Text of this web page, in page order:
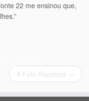
22 me ensinou que,
A Foto Repetida →